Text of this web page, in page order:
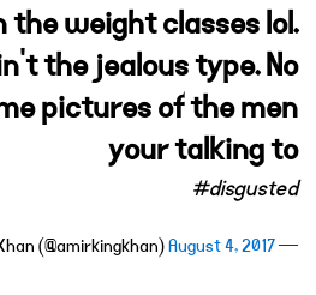
the weight classes lol.
the jealous type. No
pictures of the men
your talking to
#disgusted
— Amir Khan (@amirkingkhan)
August 4, 2017